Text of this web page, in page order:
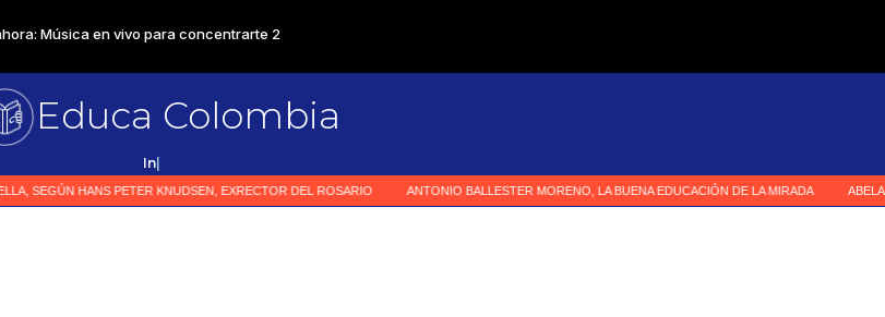
Educa Colombia
Primer medio es